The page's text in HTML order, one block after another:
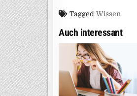
Tagged Wissen
Auch interessant